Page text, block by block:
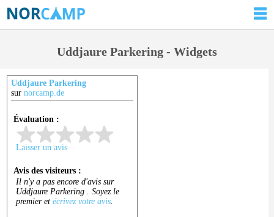
Uddjaure Parkering - Widgets
Uddjaure Parkering
sur norcamp.de